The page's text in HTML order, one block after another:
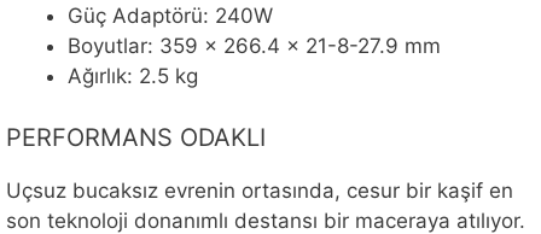
Güç Adaptörü: 240W
Boyutlar: 359 x 266.4 x 21-8-27.9 mm
Ağırlık: 2.5 kg
PERFORMANS ODAKLI
Uçsuz bucaksız evrenin ortasında, cesur bir kaşif en
son teknoloji donanımlı destansı bir maceraya atılıyor.